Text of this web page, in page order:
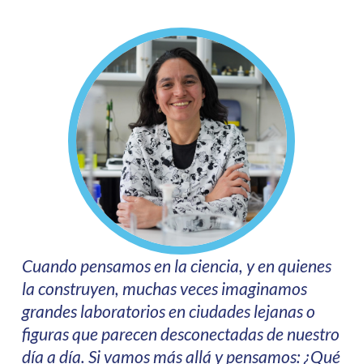
Cuando pensamos en la ciencia, y en quienes
la construyen, muchas veces imaginamos
grandes laboratorios en ciudades lejanas o
figuras que parecen desconectadas de nuestro
día a día. Si vamos más allá y pensamos: ¿Qué